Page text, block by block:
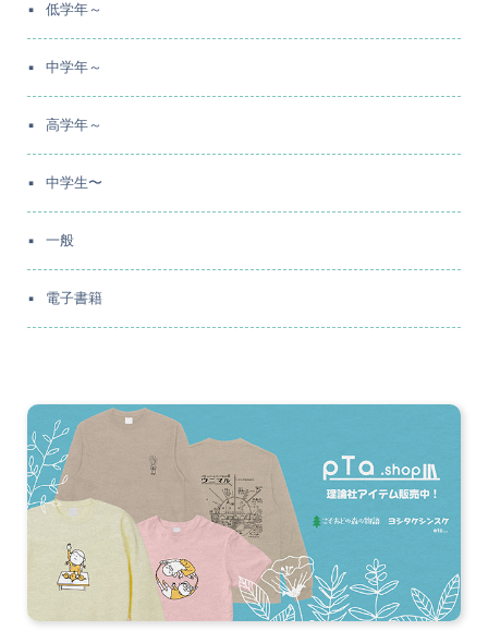
低学年～
中学年～
高学年～
中学生〜
一般
電子書籍